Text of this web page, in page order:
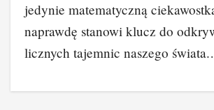
jedynie matematyczną
naprawdę stanowi klucz do
licznych tajemnic naszego